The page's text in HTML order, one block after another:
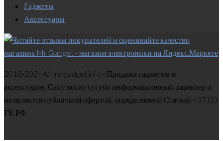
Гаджеты
Аксессуары
2018-2024 © mr-gadget.info - Продажа гаджетов и
аксессуаров. Сайт носит сугубо информационный характер и
не является публичной офертой, определяемой Статьей 437 (2)
ГК РФ